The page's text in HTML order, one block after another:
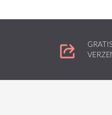
GRATIS